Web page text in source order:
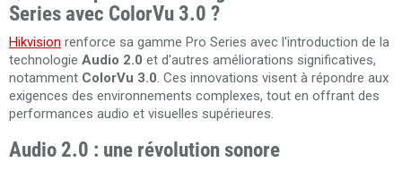
Series avec ColorVu 3.0 ?
Hikvision renforce sa gamme Pro Series avec l'introduction de la
technologie Audio 2.0 et d'autres améliorations significatives,
notamment ColorVu 3.0. Ces innovations visent à répondre aux
exigences des environnements complexes, tout en offrant des
performances audio et visuelles supérieures.
Audio 2.0 : une révolution sonore